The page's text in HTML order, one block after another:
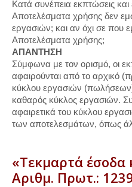
Κατά συνέπεια εκπτώσεις
Αποτελέσματα χρήσης δεν
εργασιών; και αν όχι σε που
Αποτελέσματα χρήσης;
ΑΠΑΝΤΗΣΗ
Σύμφωνα με τον ορισμό, οι
αφαιρούνται από το αρχικό
κύκλου εργασιών
καθαρός κύκλος εργασιών.
αφαιρετικά του κύκλου
των αποτελεσμάτων, όπως
«Τεκμαρτά έσοδα
Αριθμ. Πρωτ.: